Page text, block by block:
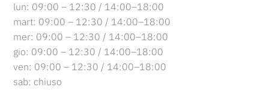
lun: 09:00 – 12:30 / 14:00–18:00
mart: 09:00 – 12:30 / 14:00–18:00
mer: 09:00 – 12:30 / 14:00–18:00
gio: 09:00 – 12:30 / 14:00–18:00
ven: 09:00 – 12:30 / 14:00–18:00
sab: chiuso